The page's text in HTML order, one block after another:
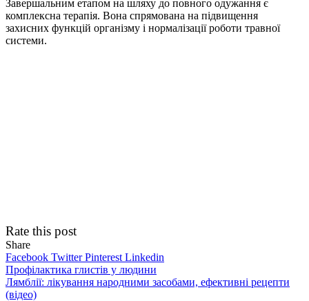
Завершальним етапом на шляху до повного одужання є
комплексна терапія. Вона спрямована на підвищення
захисних функцій організму і нормалізації роботи травної
системи.
Rate this post
Share
Facebook TwitterPinterest Linkedin
Навігація
записів
Профілактика глистів у людини
Лямблії: лікування народними засобами, ефективні рецепти
(відео)